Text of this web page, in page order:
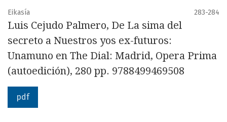
Eikasía 283-284
Luis Cejudo Palmero, De La sima del
secreto a Nuestros yos ex-futuros:
Unamuno en The Dial: Madrid, Opera Prima
(autoedición), 280 pp. 9788499469508
pdf